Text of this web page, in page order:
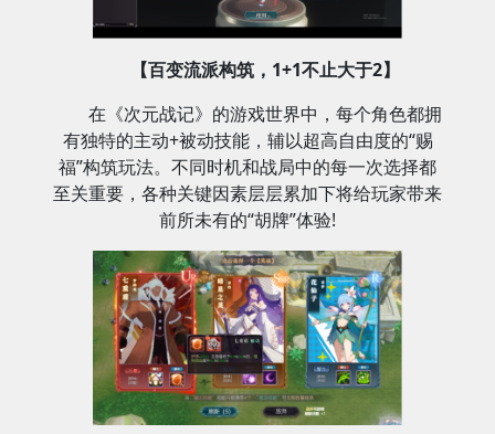
【百变流派构筑，1+1不止大于2】
在《次元战记》的游戏世界中，每个角色都拥
有独特的主动+被动技能，辅以超高自由度的“赐
福”构筑玩法。不同时机和战局中的每一次选择都
至关重要，各种关键因素层层累加下将给玩家带来
前所未有的“胡牌”体验!